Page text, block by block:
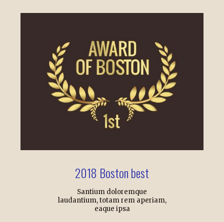
2018 Boston best
Santium doloremque
laudantium, totam rem aperiam,
eaque ipsa